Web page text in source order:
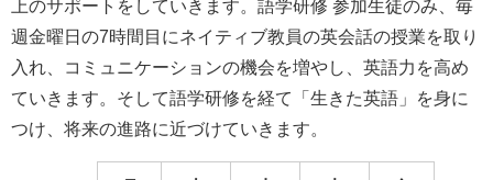
上のサポートをしていきます。語学研修 参加生徒のみ、毎
週金曜日の7時間目にネイティブ教員の英会話の授業を取り
入れ、コミュニケーションの機会を増やし、英語力を高め
ていきます。そして語学研修を経て「生きた英語」を身に
つけ、将来の進路に近づけていきます。